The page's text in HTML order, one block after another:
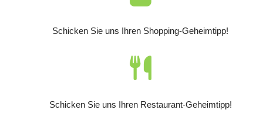
Schicken Sie uns Ihren Shopping-Geheimtipp!
Schicken Sie uns Ihren Restaurant-Geheimtipp!